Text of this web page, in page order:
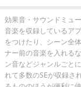
効果音・サウンドミュ
音楽を収録しているア
をつけたり、シーン全
ナー前の音楽を入れる
ン音などジャンルごと
れて多数のSEが収録さ